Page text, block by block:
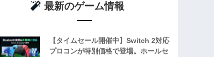
最新のゲーム情報
【タイムセール開催中】Switch 2対応
プロコンが特別価格で登場。ホールセ